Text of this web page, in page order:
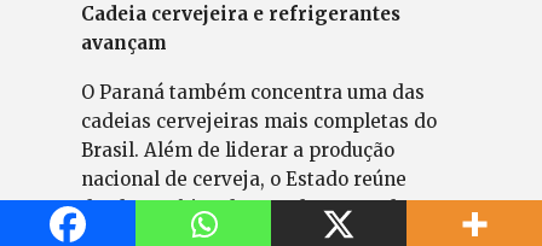
Cadeia cervejeira e refrigerantes
avançam
O Paraná também concentra uma das
cadeias cervejeiras mais completas do
Brasil. Além de liderar a produção
nacional de cerveja, o Estado reúne
desde o cultivo de cevada e a produção
de malte até cervejarias e fabricantes de